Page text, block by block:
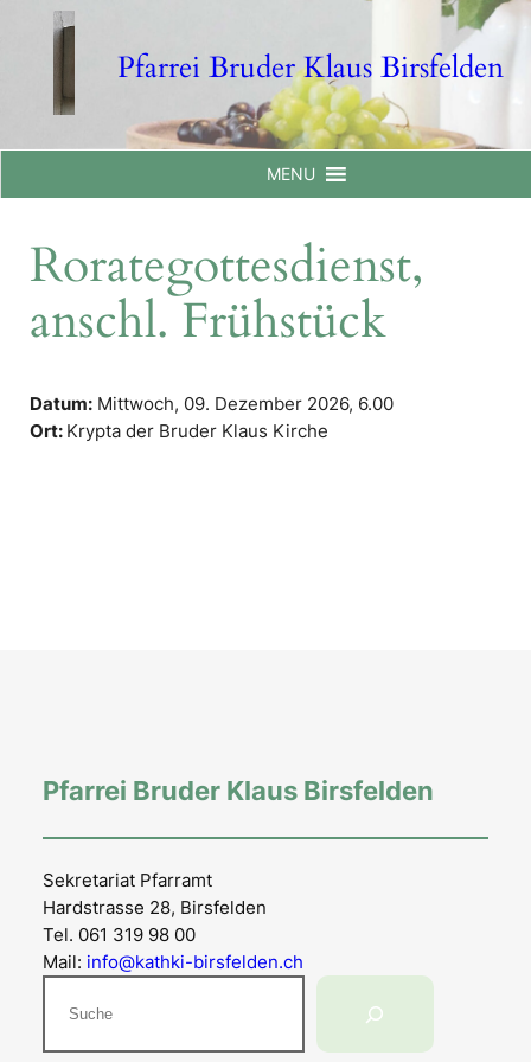
Pfarrei Bruder Klaus Birsfelden
MENU
Rorategottesdienst,
anschl. Frühstück
Datum: Mittwoch, 09. Dezember 2026, 6.00
Ort: Krypta der Bruder Klaus Kirche
Pfarrei Bruder Klaus Birsfelden
Sekretariat Pfarramt
Hardstrasse 28, Birsfelden
Tel. 061 319 98 00
Mail: info@kathki-birsfelden.ch